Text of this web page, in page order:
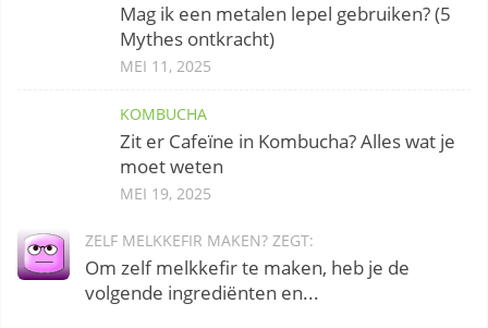
Mag ik een metalen lepel gebruiken? (5
Mythes ontkracht)
MEI 11, 2025
KOMBUCHA
Zit er Cafeïne in Kombucha? Alles wat je
moet weten
MEI 19, 2025
ZELF MELKKEFIR MAKEN? ZEGT:
Om zelf melkkefir te maken, heb je de
volgende ingrediënten en...